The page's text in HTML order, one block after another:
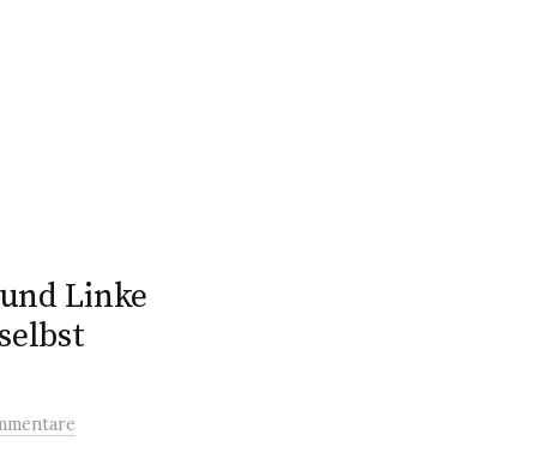
Linke